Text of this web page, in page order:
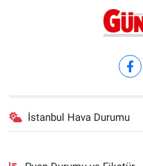
İstanbul Hava Durumu